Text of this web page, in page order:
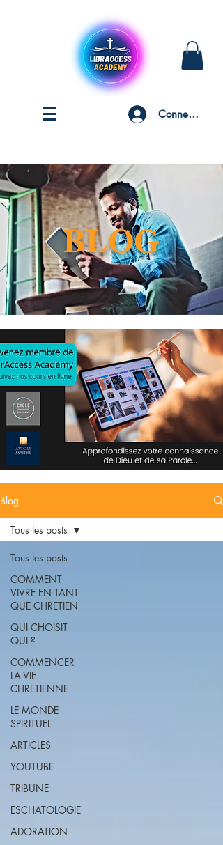
Connexion
BLOG
Blog
Tous les posts
COMMENT
VIVRE EN TANT
QUE CHRETIEN
QUI CHOISIT
QUI ?
COMMENCER
LA VIE
CHRETIENNE
LE MONDE
SPIRITUEL
ARTICLES
YOUTUBE
TRIBUNE
ESCHATOLOGIE
ADORATION
Tous les posts